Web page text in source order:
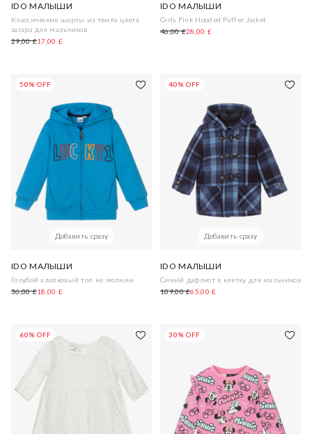
IDO МАЛЫШИ
Классические шорты из твила цвета
загара для мальчиков
29,00 £17,00 £
IDO МАЛЫШИ
Girls Pink Hooded Puffer Jacket
46,00 £28,00 £
50% OFF
Добавить сразу
IDO МАЛЫШИ
Голубой хлопковый топ на молнии
36,00 £18,00 £
40% OFF
Добавить сразу
IDO МАЛЫШИ
Синий дафлкот в клетку для мальчиков
109,00 £65,00 £
60% OFF 30% OFF